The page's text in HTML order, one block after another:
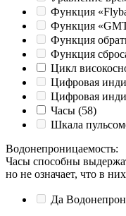
Функция
Функция
Функция
Функция
Цикл
Цифровая
Цифровая
Часы (58)
Шкала
Водонепроницаемость:
Часы способны
но не означает, что в
Да